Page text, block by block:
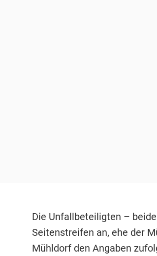
Die Unfallbeteiligten –
Seitenstreifen an, ehe der
Mühldorf den Angaben